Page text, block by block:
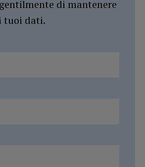
di mantenere
tuoi dati.